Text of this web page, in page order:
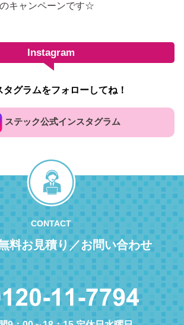
キャンペーンです☆
Instagram
グラムをフォローしてね！
ステック公式インスタグラム
CONTACT
料お見積り／お問い合わせ